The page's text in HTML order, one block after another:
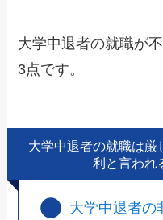
大学中退者の就職が
3点です。
大学中退者の就職は厳
利と言われ
大学中退者の